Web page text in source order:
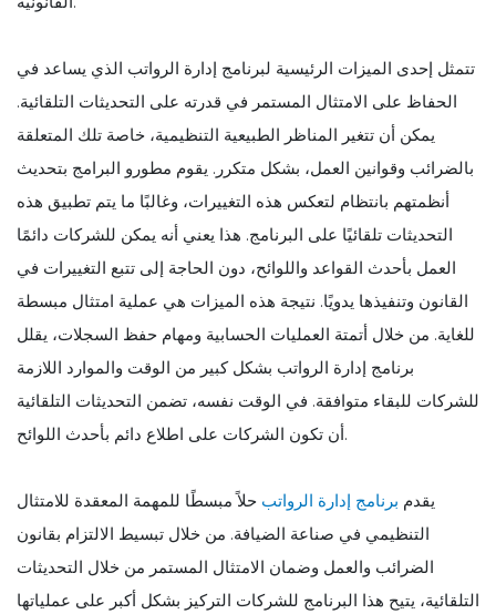
تتمثل إحدى الميزات الرئيسية لبرنامج إدارة الرواتب الذي يساعد في
الحفاظ على الامتثال المستمر في قدرته على التحديثات التلقائية.
يمكن أن تتغير المناظر الطبيعية التنظيمية، خاصة تلك المتعلقة
بالضرائب وقوانين العمل، بشكل متكرر. يقوم مطورو البرامج بتحديث
أنظمتهم بانتظام لتعكس هذه التغييرات، وغالبًا ما يتم تطبيق هذه
التحديثات تلقائيًا على البرنامج. هذا يعني أنه يمكن للشركات دائمًا
العمل بأحدث القواعد واللوائح، دون الحاجة إلى تتبع التغييرات في
القانون وتنفيذها يدويًا. نتيجة هذه الميزات هي عملية امتثال مبسطة
للغاية. من خلال أتمتة العمليات الحسابية ومهام حفظ السجلات، يقلل
برنامج إدارة الرواتب بشكل كبير من الوقت والموارد اللازمة
للشركات للبقاء متوافقة. في الوقت نفسه، تضمن التحديثات التلقائية
أن تكون الشركات على اطلاع دائم بأحدث اللوائح.
يقدم برنامج إدارة الرواتب حلاً مبسطًا للمهمة المعقدة للامتثال
التنظيمي في صناعة الضيافة. من خلال تبسيط الالتزام بقانون
الضرائب والعمل وضمان الامتثال المستمر من خلال التحديثات
التلقائية، يتيح هذا البرنامج للشركات التركيز بشكل أكبر على عملياتها